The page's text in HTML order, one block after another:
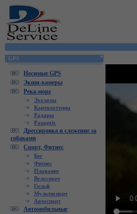
GPS
Носимые GPS
Экшн-камеры
Река-море
Эхолоты
Картплоттеры
Радары
Panoptix
Дрессировка и слежение за
собаками
Спорт, Фитнес
Бег
Фитнес
Плавание
Велоспорт
Гольф
Мультиспорт
Автоспорт
Автомобильные